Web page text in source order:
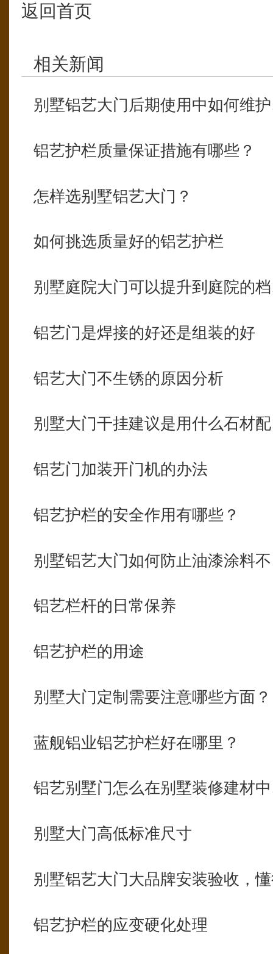
返回首页
相关新闻
别墅铝艺大门后期使用中如何维
铝艺护栏质量保证措施有哪些？
怎样选别墅铝艺大门？
如何挑选质量好的铝艺护栏
别墅庭院大门可以提升到庭院的
铝艺门是焊接的好还是组装的好
铝艺大门不生锈的原因分析
别墅大门干挂建议是用什么石材
铝艺门加装开门机的办法
铝艺护栏的安全作用有哪些？
别墅铝艺大门如何防止油漆涂料
铝艺栏杆的日常保养
铝艺护栏的用途
别墅大门定制需要注意哪些方面？
蓝舰铝业铝艺护栏好在哪里？
铝艺别墅门怎么在别墅装修建材
别墅大门高低标准尺寸
别墅铝艺大门大品牌安装验收，
铝艺护栏的应变硬化处理